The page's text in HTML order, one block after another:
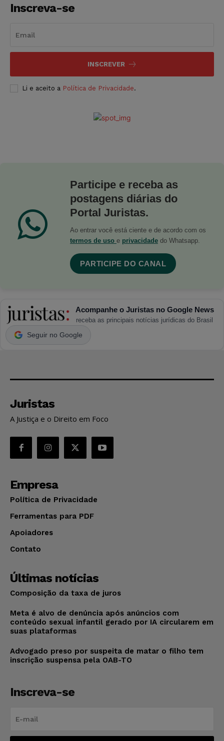
Inscreva-se
INSCREVER
Li e aceito a Política de Privacidade.
Participe e receba as
postagens diárias do
Portal Juristas.
Ao entrar você está ciente e de acordo com os
termos de uso e privacidade do Whatsapp.
PARTICIPE DO CANAL
Acompanhe o Juristas no Google News
receba as principais notícias jurídicas do Brasil
Seguir no Google
Juristas
A Justiça e o Direito em Foco
Empresa
Política de Privacidade
Ferramentas para PDF
Apoiadores
Contato
Últimas notícias
Composição da taxa de juros
Meta é alvo de denúncia após anúncios com
conteúdo sexual infantil gerado por IA circularem em
suas plataformas
Advogado preso por suspeita de matar o filho tem
inscrição suspensa pela OAB-TO
Inscreva-se